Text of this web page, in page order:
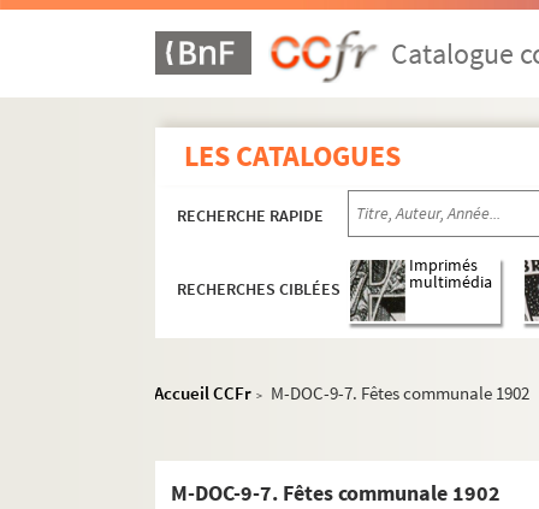
Catalogue
LES CATALOGUES
RECHERCHE RAPIDE
RECHERCHES CIBLÉES
Imprimés
multimédia
Accueil CCFr > M-DOC-9-7. Fêtes communale 1902
M-DOC-9-7. Fêtes communale 1902